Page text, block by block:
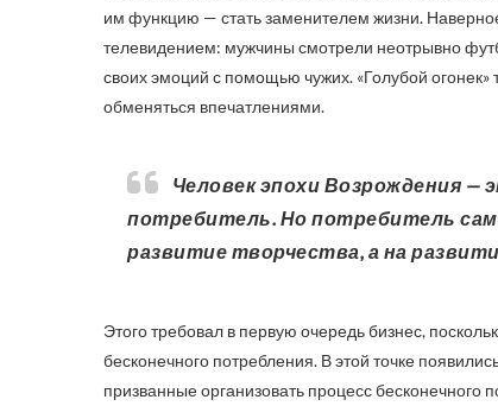
им функцию — стать заменителем жизни.
телевидением: мужчины смотрели неотрывно
своих эмоций с помощью чужих. «Голубой
обменяться впечатлениями.
Человек эпохи Возрождения — это создатель. Человек эпохи сериалов — это
потребитель. Но потребитель
развитие творчества, а на
Этого требовал в первую очередь бизнес,
бесконечного потребления. В этой точке
призванные организовать процесс